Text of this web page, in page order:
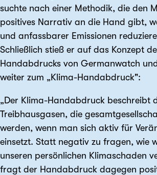
suchte nach einer Methodik, die den
positives Narrativ an die Hand gibt,
und anfassbarer Emissionen
Schließlich stieß er auf das Konzept
Handabdrucks von Germanwatch
weiter zum „Klima-Handabdruck":
„Der Klima-Handabdruck beschreibt
Treibhausgasen, die
werden, wenn man sich aktiv für
einsetzt. Statt negativ zu fragen, wie
unseren persönlichen Klimaschaden
fragt der Handabdruck dagegen